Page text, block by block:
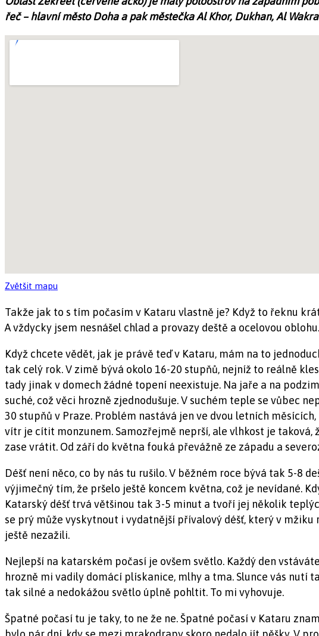
řeč – hlavní město Doha a pak městečka Al Khor, Dukhan, Al
Zvětšit mapu
Takže jak to s tím počasím v Kataru vlastně je? Když to řeknu
A vždycky jsem nesnášel chlad a provazy deště a ocelovou
Když chcete vědět, jak je právě teď v Kataru, mám na to
tak celý rok. V zimě bývá okolo 16-20 stupňů, nejníž to reálně
tady jinak v domech žádné topení neexistuje. Na jaře a na
suché, což věci hrozně zjednodušuje. V suchém teple se vůbec
30 stupňů v Praze. Problém nastává jen ve dvou letních
vítr je cítit monzunem. Samozřejmě neprší, ale vlhkost je
zase vrátit. Od září do května fouká převážně ze západu a
Déšť není něco, co by nás tu rušilo. V běžném roce bývá tak 5-8
výjimečný tím, že pršelo ještě koncem května, což je nevídané.
Katarský déšť trvá většinou tak 3-5 minut a tvoří jej několik
se prý může vyskytnout i vydatnější přívalový déšť, který v
ještě nezažili.
Nejlepší na katarském počasí je ovšem světlo. Každý den
hrozně mi vadily domácí plískanice, mlhy a tma. Slunce vás nutí
tak silné a nedokážou světlo úplně pohltit. To mi vyhovuje.
Špatné počasí tu je taky, to ne že ne. Špatné počasí v Kataru